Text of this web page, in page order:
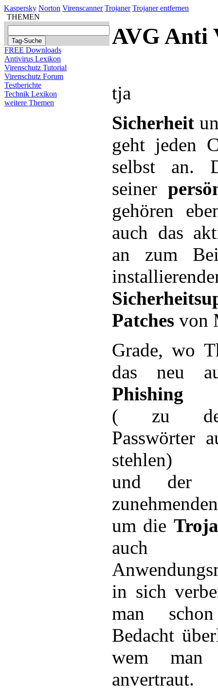
Kaspersky Norton Virenscanner Trojaner Trojaner entfernen
THEMEN
FREE Downloads
Antivirus Lexikon
Virenschutz Tutorial
Virenschutz Forum
Testberichte
Technik Lexikon
weitere Themen
AVG Anti
tja
Sicherheit
geht jeden
selbst an.
seiner
gehören
auch das
an zum
Patches von
Grade, wo
das neu
Phishing
( zu
Passwörter
stehlen)
und der
um die
auch
in sich
man
Bedacht
wem man
anvertraut.